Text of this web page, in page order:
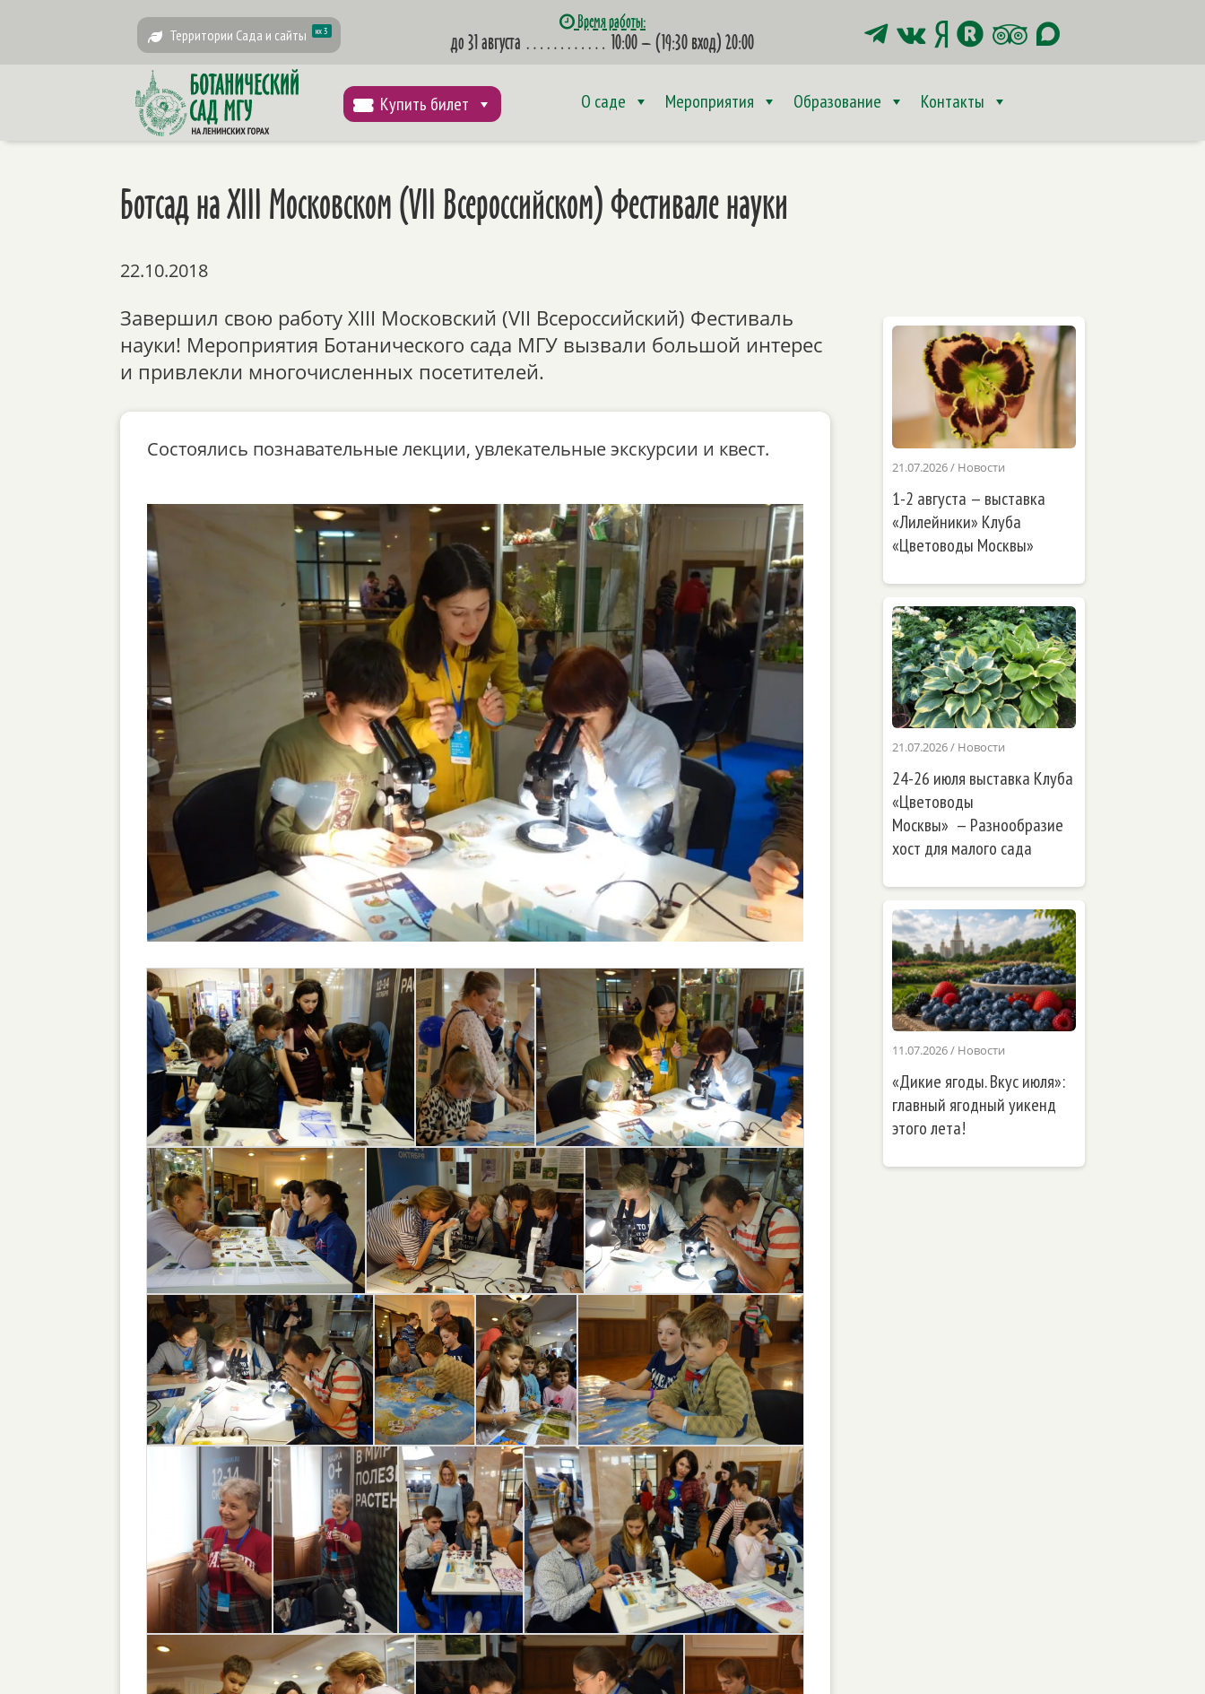
Территории Сада и сайты их 3 Время работы:
до 31 августа ………… 10:00 – (19:30 вход) 20:00      
Купить билет О саде Мероприятия Образование Контакты
Ботсад на XIII Московском (VII Всероссийском) Фестивале науки
22.10.2018
Завершил свою работу XIII Московский (VII Всероссийский) Фестиваль
науки! Мероприятия Ботанического сада МГУ вызвали большой интерес
и привлекли многочисленных посетителей.
Состоялись познавательные лекции, увлекательные экскурсии и квест.
21.07.2026/ Новости
1-2 августа — выставка
«Лилейники» Клуба
«Цветоводы Москвы»
21.07.2026/ Новости
24-26 июля выставка Клуба
«Цветоводы
Москвы» — Разнообразие
хост для малого сада
11.07.2026/ Новости
«Дикие ягоды. Вкус июля»:
главный ягодный уикенд
этого лета!